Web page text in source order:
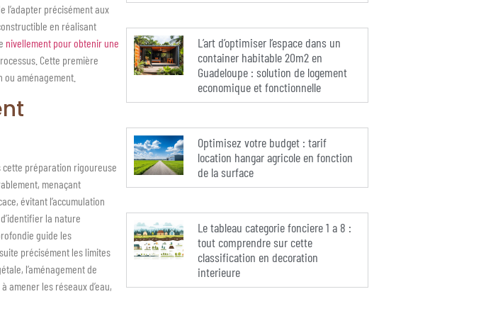
l’adapter précisément aux
en réalisant
nivellement pour obtenir une
Cette première
aménagement.
cette préparation rigoureuse
menaçant
évitant l’accumulation
la nature
guide les
précisément les limites
l’aménagement de
amener les réseaux d’eau,
L’art d’optimiser l’espace dans un
container habitable 20m2 en
Guadeloupe : solution de logement
economique et fonctionnelle
Optimisez votre budget : tarif
location hangar agricole en fonction
de la surface
Le tableau categorie fonciere 1 a 8 :
tout comprendre sur cette
classification en decoration
interieure